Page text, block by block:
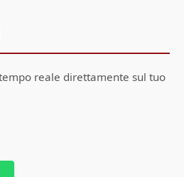
reale direttamente sul tuo